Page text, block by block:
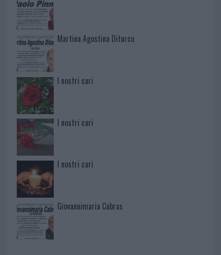
Martina Agostina Diturco
I nostri cari
I nostri cari
I nostri cari
Giovannimaria Cabras